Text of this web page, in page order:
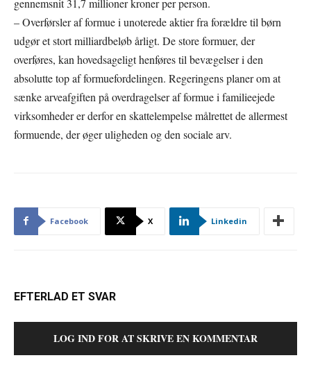
– Overførsler af formue i unoterede aktier fra forældre til børn
udgør et stort milliardbeløb årligt. De store formuer, der
overføres, kan hovedsageligt henføres til bevægelser i den
absolutte top af formuefordelingen. Regeringens planer om at
sænke arveafgiften på overdragelser af formue i familieejede
virksomheder er derfor en skattelempelse målrettet de allermest
formuende, der øger uligheden og den sociale arv.
Facebook X Linkedin
EFTERLAD ET SVAR
LOG IND FOR AT SKRIVE EN KOMMENTAR